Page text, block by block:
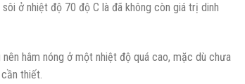
ở nhiệt độ 70 độ C là đã không còn giá trị dinh
nên hâm nóng ở một nhiệt độ quá cao, mặc dù chưa
thiết.